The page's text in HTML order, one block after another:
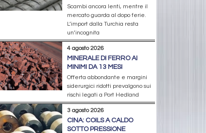
Scambi ancora lenti, mentre il
mercato guarda al dopo ferie.
L’import dalla Turchia resta
un’incognita
4 agosto 2026
MINERALE DI FERRO AI
MINIMI DA 13 MESI
Offerta abbondante e margini
siderurgici ridotti prevalgono sui
rischi legati a Port Hedland
3 agosto 2026
CINA: COILS A CALDO
SOTTO PRESSIONE